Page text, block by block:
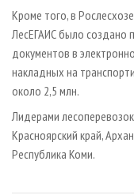
ИНСТРУМЕНТ И
БИБЛИОТЕКА
Кроме того, в
ЛесЕГАИС было создано
документов в
накладных на
около 2,5 млн.
Лидерами
Красноярский край,
Республика Коми.